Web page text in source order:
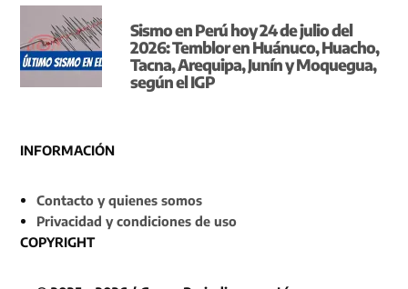
Sismo en Perú hoy 24 de julio del
2026: Temblor en Huánuco, Huacho,
Tacna, Arequipa, Junín y Moquegua,
según el IGP
INFORMACIÓN
Contacto y quienes somos
Privacidad y condiciones de uso
COPYRIGHT